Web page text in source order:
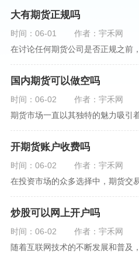
大有期货正规吗
时间：06-01
作者：宇禾网
国内期货可以做空吗
时间：06-02
作者：宇禾网
开期货账户收费吗
时间：06-02
作者：宇禾网
炒股可以网上开户吗
时间：06-02
作者：宇禾网